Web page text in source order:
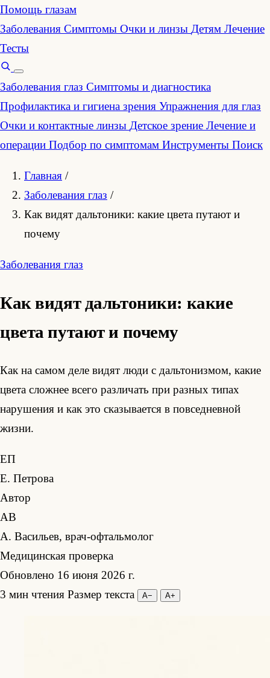
Помощь глазам
Заболевания Симптомы Очки и линзы Детям Лечение
Тесты
Заболевания глаз Симптомы и диагностика
Профилактика и гигиена зрения Упражнения для глаз
Очки и контактные линзы Детское зрение Лечение и
операции Подбор по симптомам Инструменты Поиск
Главная /
Заболевания глаз /
Как видят дальтоники: какие цвета путают и
почему
Заболевания глаз
Как видят дальтоники: какие
цвета путают и почему
Как на самом деле видят люди с дальтонизмом, какие
цвета сложнее всего различать при разных типах
нарушения и как это сказывается в повседневной
жизни.
ЕП
Е. Петрова
Автор
АВ
А. Васильев, врач-офтальмолог
Медицинская проверка
Обновлено 16 июня 2026 г.
3 мин чтения Размер текста А− А+